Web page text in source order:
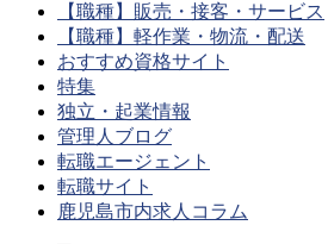
【職種】販売・接客・サービス
【職種】軽作業・物流・配送
おすすめ資格サイト
特集
独立・起業情報
管理人ブログ
転職エージェント
転職サイト
鹿児島市内求人コラム